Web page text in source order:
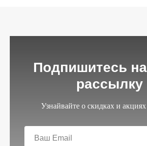
Подпишитесь
рассылку
Узнайвайте о скидках и